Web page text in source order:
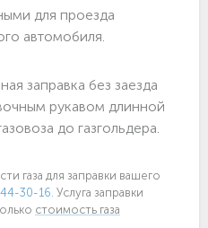
для проезда
автомобиля.
заправка без заезда
рукавом длинной
до газгольдера.
газа для заправки вашего
30-16. Услуга заправки
стоимость газа